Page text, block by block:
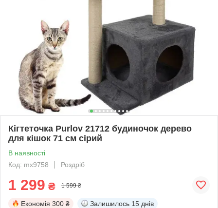
Кігтеточка Purlov 21712 будиночок дерево
для кішок 71 см сірий
В наявності
Код: mx9758
Роздріб
1 299 ₴ 1 599 ₴
Економія 300 ₴ Залишилось 15 днів